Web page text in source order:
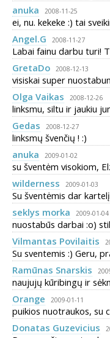
anuka
2008-11-25
ei, nu. kekeke :) tai
Angel.G
2008-11-27
Labai fainu darbu turi!
GretaDo
2008-12-13
visiskai super
Olga Vaikas
2008-12-26
linksmu, siltu ir jaukiu
Gedas
2008-12-27
linksmų švenčių ! :)
anuka
2009-01-02
su šventėm visokiom,
wilderness
2009-01-03
Su šventėmis dar
seklys morka
2009-01-04
nuostabūs darbai :o)
Vilmantas Povilaitis
Su sventemis :) Geru,
Ramūnas Snarskis
naujujų kūribingų ir
Orange
2009-01-11
puikios nuotraukos, su
Donatas Guzevicius